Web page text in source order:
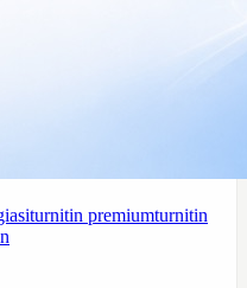
turnitin premiumturnitin